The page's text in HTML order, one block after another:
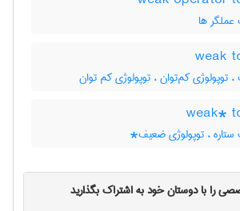
ها
توپولوژی کم‌توان ، توپولوژی کم توان
، توپولوژی ضعیف*
را با دوستان خود به اشتراک بگذارید